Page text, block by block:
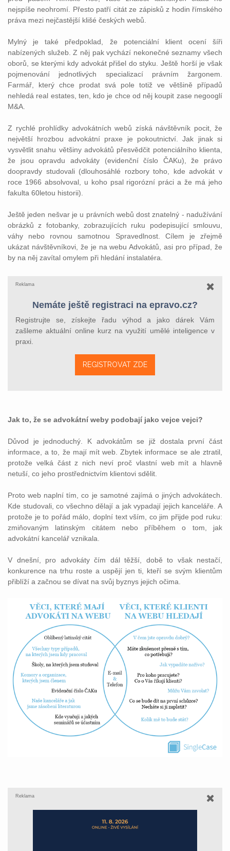
nejspíše neohromí. Přesto patří citát ze zápisků z hodin římského
práva mezi nejčastější klišé českých webů.
Mylný je také předpoklad, že potenciální klient ocení šíři
nabízených služeb. Z něj pak vychází nekonečné seznamy všech
oborů, se kterými kdy advokát přišel do styku. Ještě horší je však
pojmenování jednotlivých specializací právním žargonem.
Farmář, který chce prodat svá pole totiž ve většině případů
nehledá real estates, ten, kdo je chce od něj koupit zase negooglí
M&A.
Z rychlé prohlídky advokátních webů získá návštěvník pocit, že
největší hrozbou advokátní praxe je pokoutnictví. Jak jinak si
vysvětlit snahu většiny advokátů přesvědčit potenciálního klienta,
že jsou opravdu advokáty (evidenční číslo ČAKu), že právo
doopravdy studovali (dlouhosáhlé rozbory toho, kde advokát v
roce 1966 absolvoval, u koho psal rigorózní práci a že má jeho
fakulta 60letou historii).
Ještě jeden nešvar je u právních webů dost znatelný - nadužívání
obrázků z fotobanky, zobrazujících ruku podepisující smlouvu,
váhy nebo rovnou samotnou Spravedlnost. Cílem je zřejmě
ukázat návštěvníkovi, že je na webu Advokátů, asi pro případ, že
by na něj zavítal omylem při hledání instalatéra.
Reklama
Nemáte ještě registraci na epravo.cz?
Registrujte se, získejte řadu výhod a jako dárek Vám
zašleme aktuální online kurz na využití umělé inteligence v
praxi.
REGISTROVAT ZDE
Jak to, že se advokátní weby podobají jako vejce vejci?
Důvod je jednoduchý. K advokátům se již dostala první část
informace, a to, že mají mít web. Zbytek informace se ale ztratil,
protože velká část z nich neví proč vlastní web mít a hlavně
netuší, co jeho prostřednictvím klientovi sdělit.
Proto web naplní tím, co je samotné zajímá o jiných advokátech.
Kde studovali, co všechno dělají a jak vypadají jejich kanceláře. A
protože je to pořád málo, doplní text vším, co jim přijde pod ruku:
zmiňovaným latinským citátem nebo příběhem o tom, jak
advokátní kancelář vznikala.
V dnešní, pro advokáty čím dál těžší, době to však nestačí,
konkurence na trhu roste a uspějí jen ti, kteří se svým klientům
přiblíží a začnou se dívat na svůj byznys jejich očima.
Reklama